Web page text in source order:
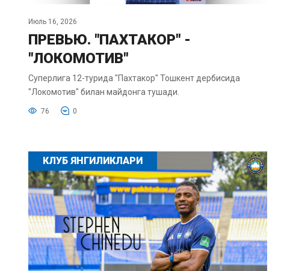
Июль 16, 2026
ПРЕВЬЮ. "ПАХТАКОР" -
"ЛОКОМОТИВ"
Суперлига 12-турида "Пахтакор" Тошкент дербисида
"Локомотив" билан майдонга тушади.
76 0
КЛУБ ЯНГИЛИКЛАРИ